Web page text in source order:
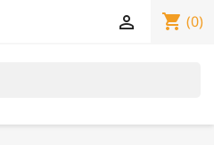
shopping_cart (0)
